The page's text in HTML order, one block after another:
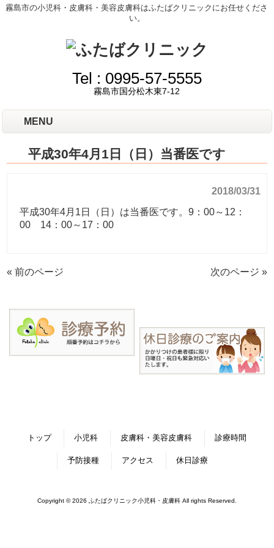
霧島市の小児科・皮膚科・美容皮膚科はふたばクリニックにお任せくださ
い。
Tel : 0995-57-5555
霧島市国分松木東7-12
MENU
平成30年4月1日（日）当番医です
2018/03/31
平成30年4月1日（日）は当番医です。9：00～12：
00 14：00～17：00
« 前のページ 次のページ »
トップ 小児科 皮膚科・美容皮膚科 診療時間
予防接種 アクセス 休日診療
Copyright © 2026 ふたばクリニック小児科・皮膚科 All rights Reserved.